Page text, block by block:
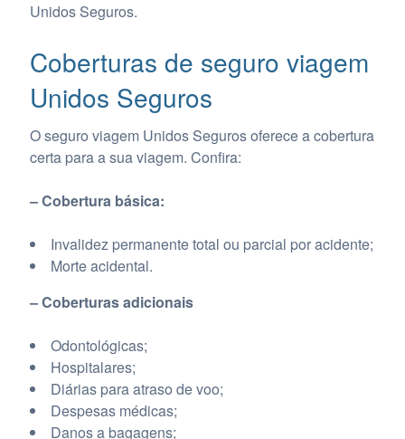
Unidos Seguros.
Coberturas de seguro viagem
Unidos Seguros
O seguro viagem Unidos Seguros oferece a cobertura
certa para a sua viagem. Confira:
– Cobertura básica:
Invalidez permanente total ou parcial por acidente;
Morte acidental.
– Coberturas adicionais
Odontológicas;
Hospitalares;
Diárias para atraso de voo;
Despesas médicas;
Danos a bagagens;